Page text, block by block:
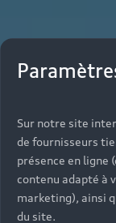
Sur notre site
de fournisseurs
présence en ligne
contenu adapté à
marketing), ainsi
du site.